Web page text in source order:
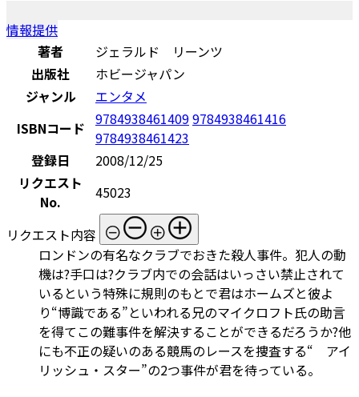
情報提供
著者
ジェラルド リーンツ
出版社
ホビージャパン
ジャンル
エンタメ
ISBNコード 97849384614099784938461416
9784938461423
登録日
2008/12/25
リクエスト
No.
45023
リクエスト内容
ロンドンの有名なクラブでおきた殺人事件。犯人の動
機は?手口は?クラブ内での会話はいっさい禁止されて
いるという特殊に規則のもとで君はホームズと彼よ
り“博識である”といわれる兄のマイクロフト氏の助言
を得てこの難事件を解決することができるだろうか?他
にも不正の疑いのある競馬のレースを捜査する“ アイ
リッシュ・スター”の2つ事件が君を待っている。